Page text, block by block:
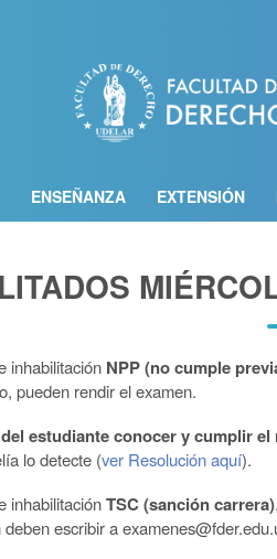
ENSEÑANZA EXTENSIÓN
inhabilitación NPP (no cumple
pueden rendir el examen.
estudiante conocer y cumplir el
lo detecte (ver Resolución aquí).
inhabilitaciónTSC (sanción carrera)
escribir a